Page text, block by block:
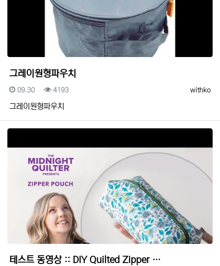
그레이원형파우치
등록자
withko
등록일
09.30 조회
4193
그레이원형파우치
테스트 동영상 :: DIY Quilted Zipper …